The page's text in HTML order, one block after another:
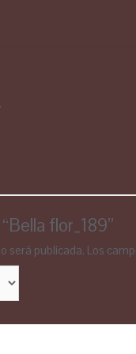
flor_189”
será publicada. Los